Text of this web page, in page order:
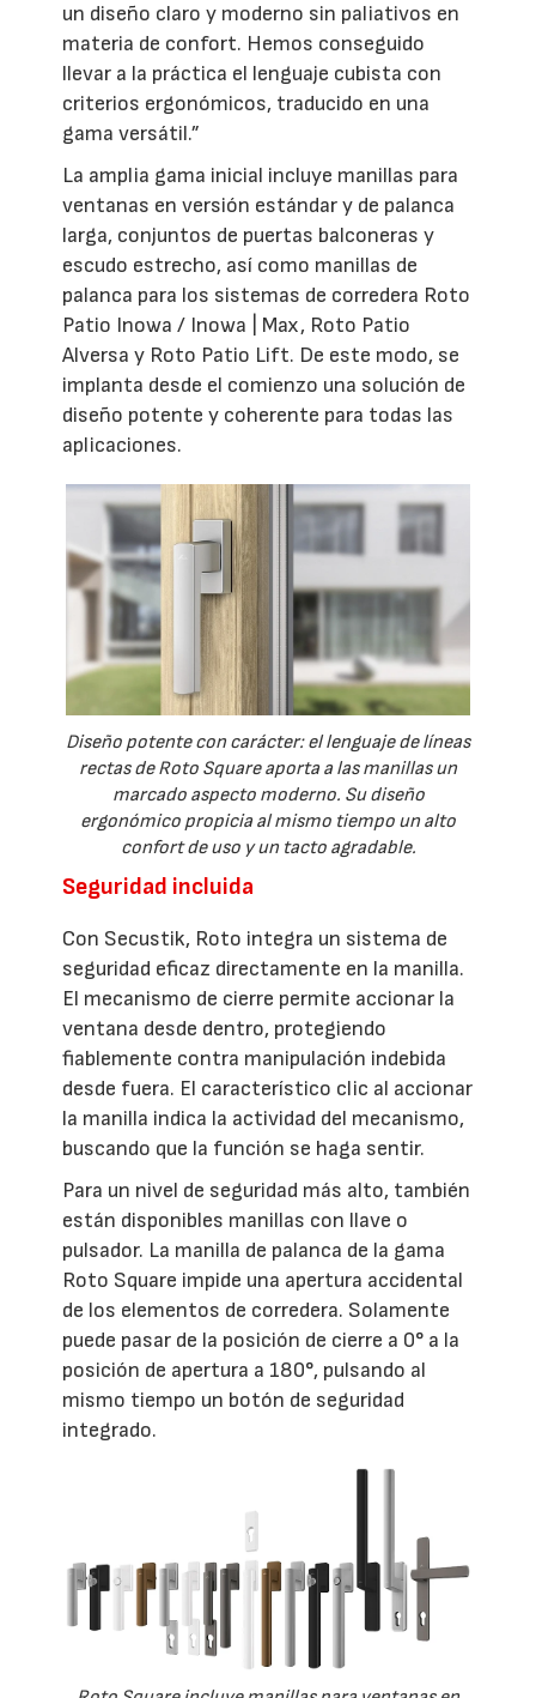
un diseño claro y moderno sin paliativos en
materia de confort. Hemos conseguido
llevar a la práctica el lenguaje cubista con
criterios ergonómicos, traducido en una
gama versátil.”
La amplia gama inicial incluye manillas para
ventanas en versión estándar y de palanca
larga, conjuntos de puertas balconeras y
escudo estrecho, así como manillas de
palanca para los sistemas de corredera Roto
Patio Inowa / Inowa | Max, Roto Patio
Alversa y Roto Patio Lift. De este modo, se
implanta desde el comienzo una solución de
diseño potente y coherente para todas las
aplicaciones.
Diseño potente con carácter: el lenguaje de líneas
rectas de Roto Square aporta a las manillas un
marcado aspecto moderno. Su diseño
ergonómico propicia al mismo tiempo un alto
confort de uso y un tacto agradable.
Seguridad incluida
Con Secustik, Roto integra un sistema de
seguridad eficaz directamente en la manilla.
El mecanismo de cierre permite accionar la
ventana desde dentro, protegiendo
fiablemente contra manipulación indebida
desde fuera. El característico clic al accionar
la manilla indica la actividad del mecanismo,
buscando que la función se haga sentir.
Para un nivel de seguridad más alto, también
están disponibles manillas con llave o
pulsador. La manilla de palanca de la gama
Roto Square impide una apertura accidental
de los elementos de corredera. Solamente
puede pasar de la posición de cierre a 0° a la
posición de apertura a 180°, pulsando al
mismo tiempo un botón de seguridad
integrado.